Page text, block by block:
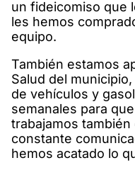
un fideicomiso que
les hemos
equipo.
También estamos
Salud del
de vehículos y
semanales para
trabajamos
constante
hemos acatado lo